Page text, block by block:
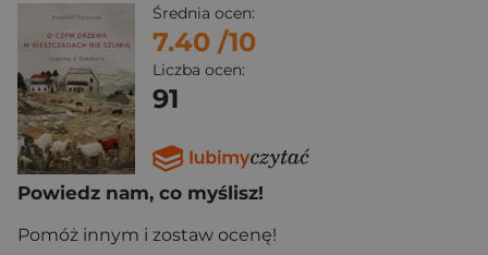
Średnia ocen:
7.40 /10
Liczba ocen:
91
Powiedz nam, co myślisz!
Pomóż innym i zostaw ocenę!